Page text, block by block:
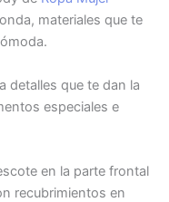
materiales que te
detalles que te dan la
especiales e
en la parte frontal
recubrimientos en